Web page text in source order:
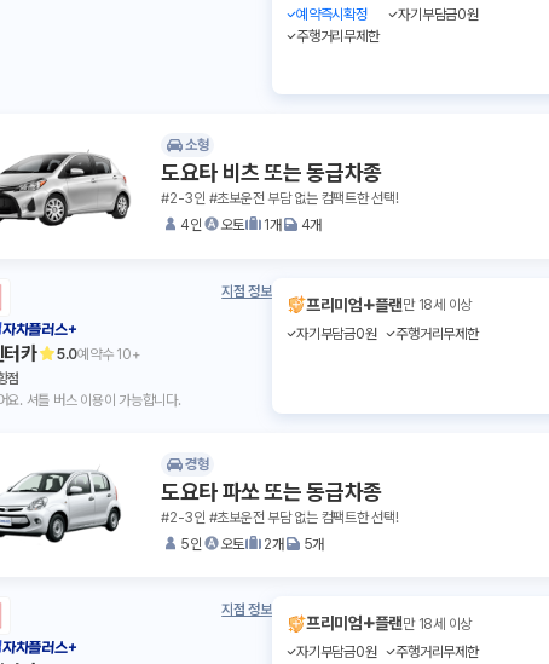
예약즉시확정
자기부담금0원
주행거리무제한
소형
도요타 비츠 또는 동급차종
#2-3인 #초보운전 부담 없는 컴팩트한 선택!
4인
오토 1개 4개
지점 정보
자차플러스+
카 5.0예약수 10+
점
요. 셔틀 버스 이용이 가능합니다.
프리미엄+플랜만 18세 이상
자기부담금0원
주행거리무제한
경형
도요타 파쏘 또는 동급차종
#2-3인 #초보운전 부담 없는 컴팩트한 선택!
5인
오토 2개 5개
지점 정보
자차플러스+
프리미엄+플랜만 18세 이상
자기부담금0원
주행거리무제한